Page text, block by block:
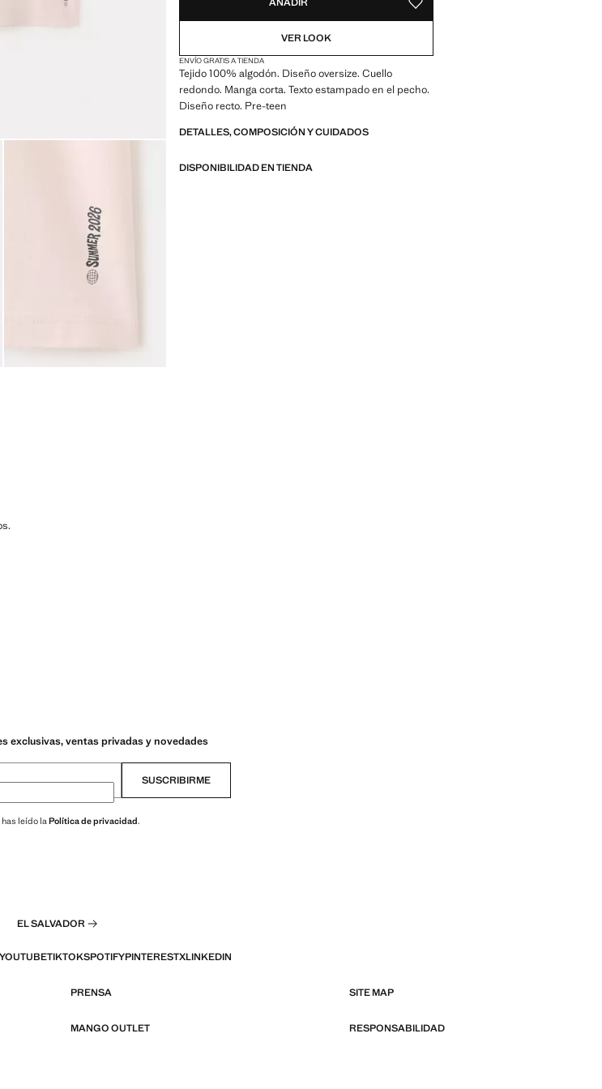
GUARDAR COMO FAVORITO
VER LOOK
ENVÍO GRATIS A TIENDA
Tejido 100% algodón. Diseño oversize. Cuello
redondo. Manga corta. Texto estampado en el pecho.
Diseño recto. Pre-teen
DETALLES, COMPOSICIÓN Y CUIDADOS
DISPONIBILIDAD EN TIENDA
exclusivas, ventas privadas y novedades
SUSCRIBIRME
leído laPolítica de privacidad.
EL SALVADOR
YOUTUBETIKTOKSPOTIFYPINTERESTXLINKEDIN
PRENSA SITE MAP
MANGO OUTLET RESPONSABILIDAD